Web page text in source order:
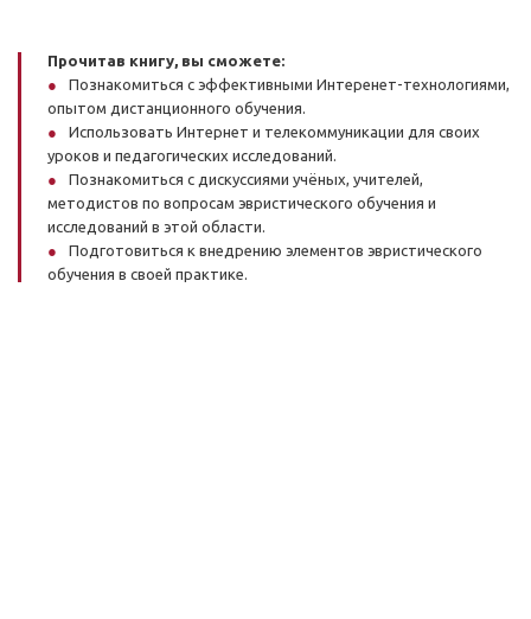
Прочитав книгу, вы сможете:
Познакомиться с эффективными Интеренет-технологиями,
опытом дистанционного обучения.
Использовать Интернет и телекоммуникации для своих
уроков и педагогических исследований.
Познакомиться с дискуссиями учёных, учителей,
методистов по вопросам эвристического обучения и
исследований в этой области.
Подготовиться к внедрению элементов эвристического
обучения в своей практике.